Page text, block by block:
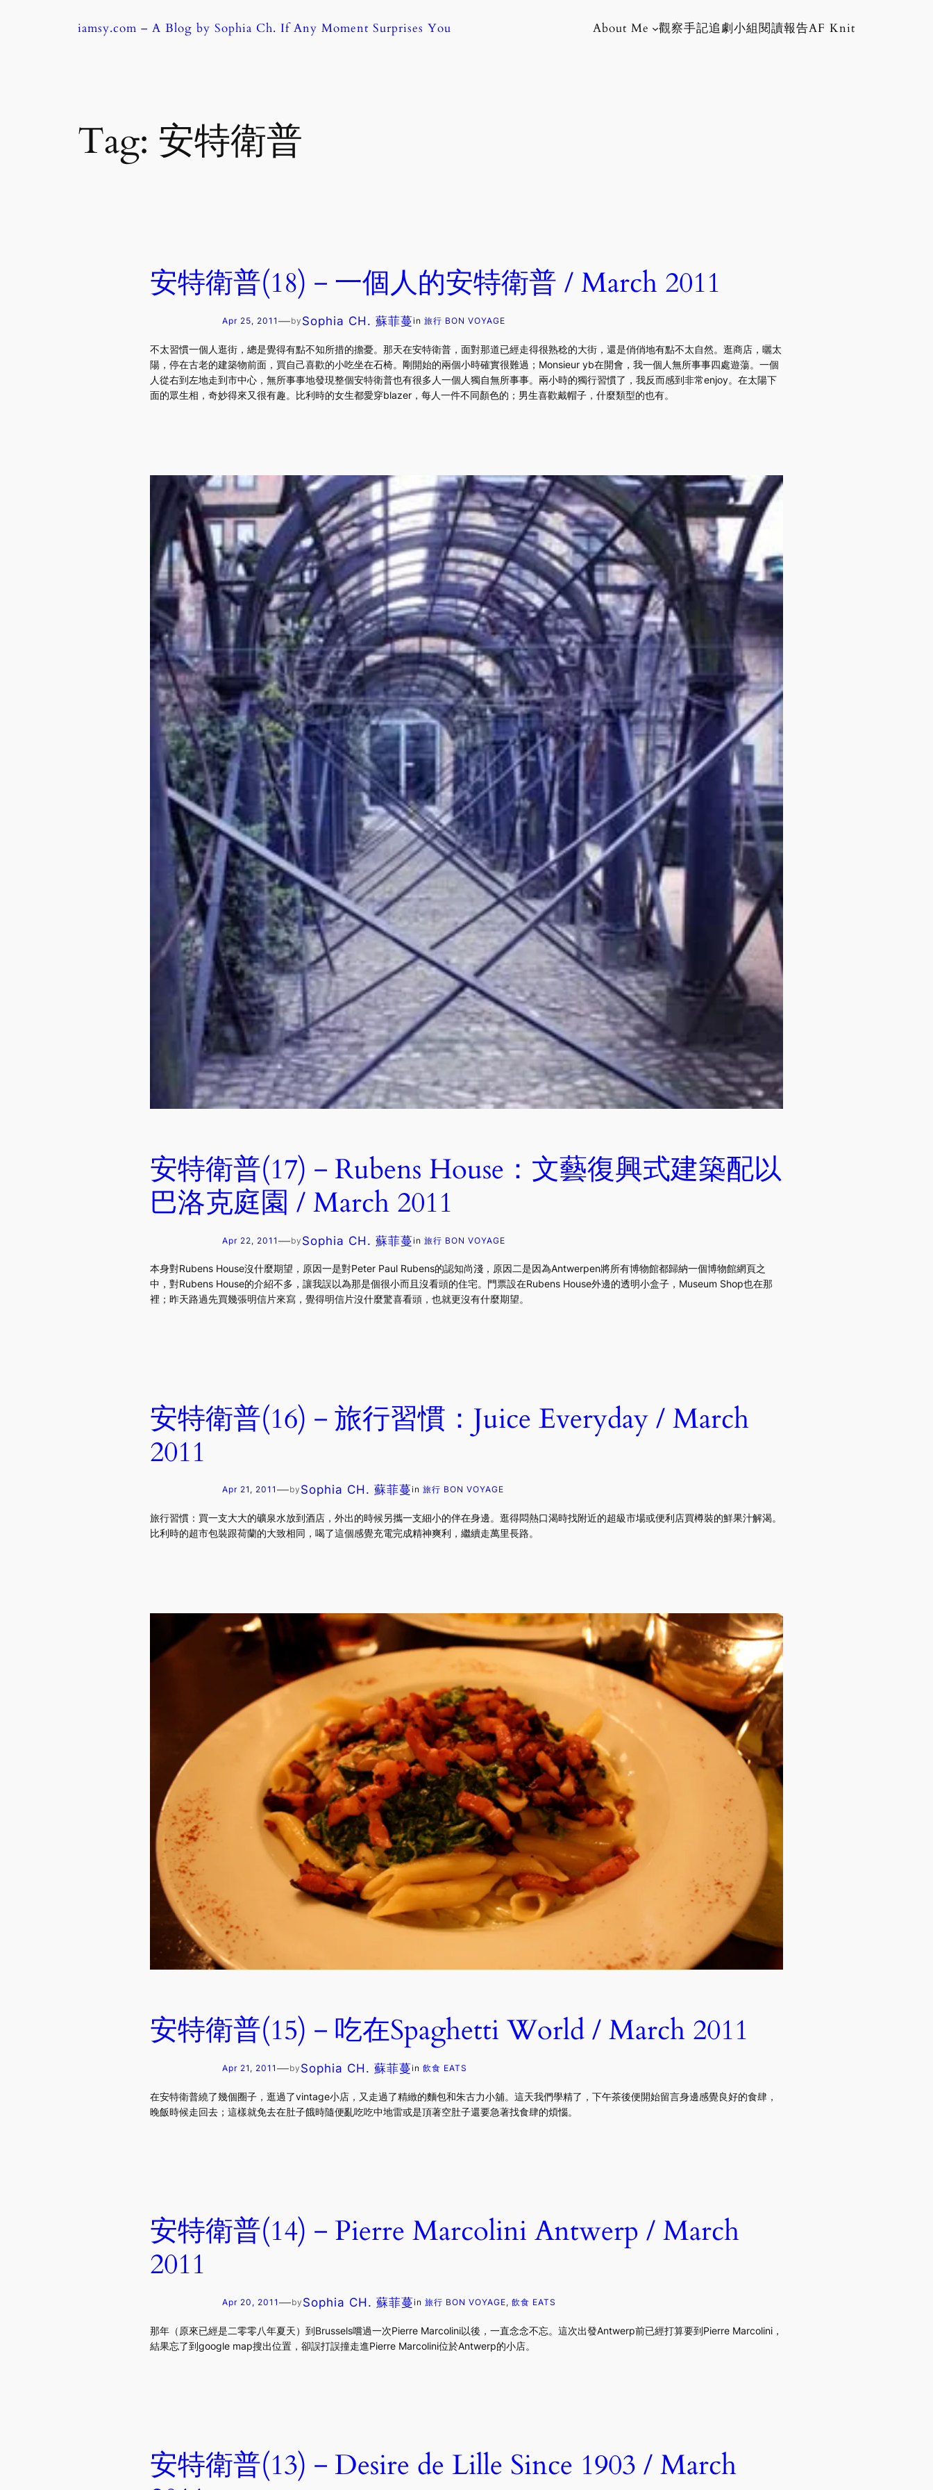
iamsy.com – A Blog by Sophia Ch. If Any Moment Surprises You About Me 觀察手記追劇小組閱讀報告AF Knit
Tag: 安特衛普
安特衛普(18)－一個人的安特衛普 / March 2011
Apr 25, 2011 —by Sophia CH. 蘇菲蔓in 旅行 BON VOYAGE
不太習慣一個人逛街，總是覺得有點不知所措的擔憂。那天在安特衛普，面對那道已經走得很熟稔的大街，還是俏俏地有點不太自然。逛商店，曬太
陽，停在古老的建築物前面，買自己喜歡的小吃坐在石椅。剛開始的兩個小時確實很難過；Monsieur yb在開會，我一個人無所事事四處遊蕩。一個
人從右到左地走到市中心，無所事事地發現整個安特衛普也有很多人一個人獨自無所事事。兩小時的獨行習慣了，我反而感到非常enjoy。在太陽下
面的眾生相，奇妙得來又很有趣。比利時的女生都愛穿blazer，每人一件不同顏色的；男生喜歡戴帽子，什麼類型的也有。
安特衛普(17)－Rubens House：文藝復興式建築配以
巴洛克庭園 / March 2011
Apr 22, 2011 —by Sophia CH. 蘇菲蔓in 旅行 BON VOYAGE
本身對Rubens House沒什麼期望，原因一是對Peter Paul Rubens的認知尚淺，原因二是因為Antwerpen將所有博物館都歸納一個博物館網頁之
中，對Rubens House的介紹不多，讓我誤以為那是個很小而且沒看頭的住宅。門票設在Rubens House外邊的透明小盒子，Museum Shop也在那
裡；昨天路過先買幾張明信片來寫，覺得明信片沒什麼驚喜看頭，也就更沒有什麼期望。
安特衛普(16)－旅行習慣：Juice Everyday / March
2011
Apr 21, 2011 —by Sophia CH. 蘇菲蔓in 旅行 BON VOYAGE
旅行習慣：買一支大大的礦泉水放到酒店，外出的時候另攜一支細小的伴在身邊。逛得悶熱口渴時找附近的超級市場或便利店買樽裝的鮮果汁解渴。
比利時的超市包裝跟荷蘭的大致相同，喝了這個感覺充電完成精神爽利，繼續走萬里長路。
安特衛普(15)－吃在Spaghetti World / March 2011
Apr 21, 2011 —by Sophia CH. 蘇菲蔓in 飲食 EATS
在安特衛普繞了幾個圈子，逛過了vintage小店，又走過了精緻的麵包和朱古力小舖。這天我們學精了，下午茶後便開始留言身邊感覺良好的食肆，
晚飯時候走回去；這樣就免去在肚子餓時隨便亂吃吃中地雷或是頂著空肚子還要急著找食肆的煩惱。
安特衛普(14)－Pierre Marcolini Antwerp / March
2011
Apr 20, 2011 —by Sophia CH. 蘇菲蔓in 旅行 BON VOYAGE, 飲食 EATS
那年（原來已經是二零零八年夏天）到Brussels嚐過一次Pierre Marcolini以後，一直念念不忘。這次出發Antwerp前已經打算要到Pierre Marcolini，
結果忘了到google map搜出位置，卻誤打誤撞走進Pierre Marcolini位於Antwerp的小店。
安特衛普(13)－Desire de Lille Since 1903 / March